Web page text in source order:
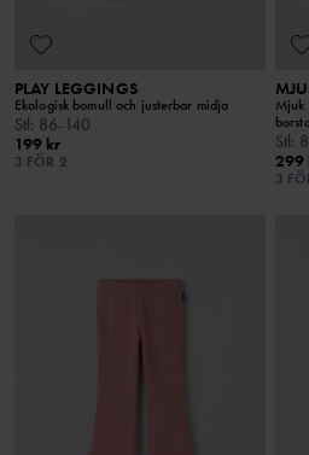
PLAY LEGGINGS
Ekologisk bomull och justerbar midja
Stl: 86-140
199 kr
3 FÖR 2
Mjuk
Stl:
299
3